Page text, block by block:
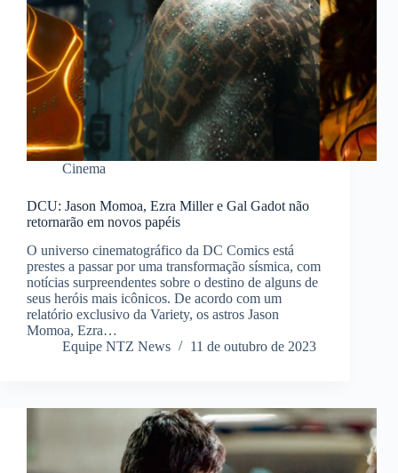
Cinema
DCU: Jason Momoa, Ezra Miller e Gal Gadot não
retornarão em novos papéis
O universo cinematográfico da DC Comics está
prestes a passar por uma transformação sísmica, com
notícias surpreendentes sobre o destino de alguns de
seus heróis mais icônicos. De acordo com um
relatório exclusivo da Variety, os astros Jason
Momoa, Ezra…
Equipe NTZ News
11 de outubro de 2023